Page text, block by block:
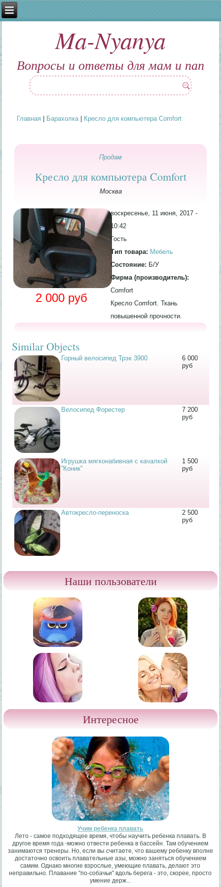
Ma-Nyanya
Вопросы и ответы для мам и пап
Вы здесь
Главная| Барахолка| Кресло для компьютера Comfort
Продам
Кресло для компьютера Comfort
Москва
2 000 руб
воскресенье, 11 июня, 2017 -
10:42
Гость
Тип товара: Мебель
Состояние: Б/У
Фирма (производитель):
Comfort
Кресло Comfort. Ткань
повышенной прочности.
Similar Objects
Горный велосипед Трэк 3900
6 000
руб
Велосипед Форестер
7 200
руб
Игрушка мягконабивная с качалкой
''Коник''
1 500
руб
Автокресло-переноска
2 500
руб
Наши пользователи
Интересное
Учим ребенка плавать
Лето - самое подходящее время, чтобы научить ребенка плавать. В
другое время года -можно отвести ребенка в бассейн. Там обучением
занимаются тренеры. Но, если вы считаете, что вашему ребенку вполне
достаточно освоить плавательные азы, можно заняться обучением
самим. Однако многие взрослые, умеющие плавать, делают это
неправильно. Плавание "по-собачьи" вдоль берега - это, скорее, просто
умение держ...